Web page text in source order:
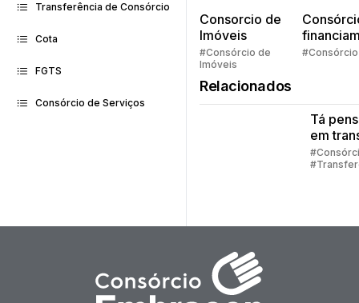
Transferência de Consórcio
Cota
FGTS
Consórcio de Serviços
Consorcio de
Imóveis
#Consórcio de
Imóveis
Quem
#Consórcio
Relacionados
Tá
em
sua